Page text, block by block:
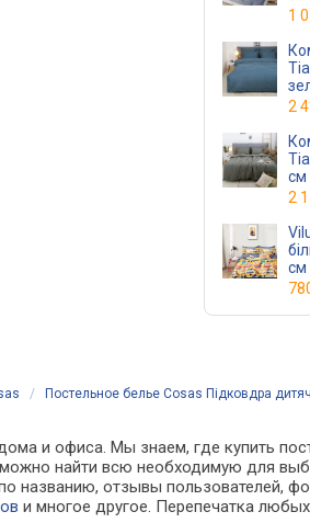
1
2
см
2
білизни
см
/ Постельное белье Cosas Підковдра
и офиса. Мы знаем, где купить
можно найти всю необходимую для
названию, отзывы пользователей,
и многое другое. Перепечатка